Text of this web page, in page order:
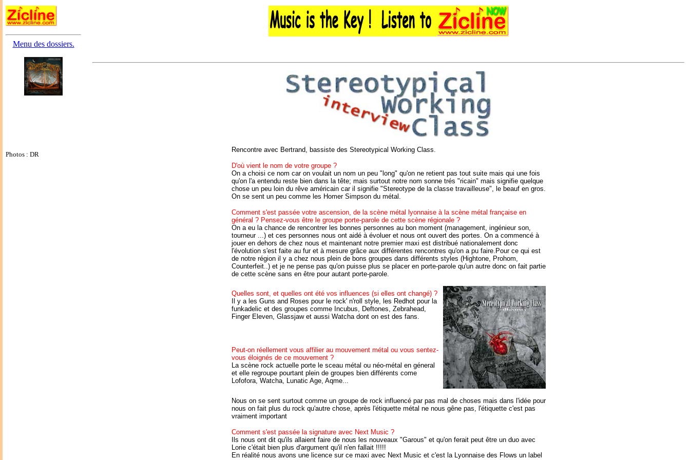
Menu des dossiers.
Photos : DR
Rencontre avec Bertrand, bassiste des Stereotypical Working Class.
D'où vient le nom de votre groupe ?
On a choisi ce nom car on voulait un nom un peu "long" qu'on ne retient pas tout suite mais qui une fois
qu'on l'a entendu reste bien dans la tête; mais surtout notre nom sonne trés "ricain" mais signifie quelque
chose un peu loin du rêve américain car il signifie "Stereotype de la classe travailleuse", le beauf en gros.
On se sent un peu comme les Homer Simpson du métal.
Comment s'est passée votre ascension, de la scène métal lyonnaise à la scène métal française en
général ? Pensez-vous être le groupe porte-parole de cette scène régionale ?
On a eu la chance de rencontrer les bonnes personnes au bon moment (management, ingénieur son,
tourneur ...) et ces personnes nous ont aidé à évoluer et nous ont ouvert des portes. On a commencé à
jouer en dehors de chez nous et maintenant notre premier maxi est distribué nationalement donc
l'évolution s'est faite au fur et à mesure grâce aux différentes rencontres qu'on a pu faire.Pour ce qui est
de notre région il y a chez nous plein de bons groupes dans différents styles (Hightone, Prohom,
Counterfeit..) et je ne pense pas qu'on puisse plus se placer en porte-parole qu'un autre donc on fait partie
de cette scène sans en être pour autant porte-parole.
Quelles sont, et quelles ont été vos influences (si elles ont changé) ?
Il y a les Guns and Roses pour le rock' n'roll style, les Redhot pour la
funkadelic et des groupes comme Incubus, Deftones, Zebrahead,
Finger Eleven, Glassjaw et aussi Watcha dont on est des fans.
Peut-on réellement vous affilier au mouvement métal ou vous sentez-
vous éloignés de ce mouvement ?
La scène rock actuelle porte le sceau métal ou néo-métal en géneral
et elle regroupe pourtant plein de groupes bien différents come
Lofofora, Watcha, Lunatic Age, Aqme...
Nous on se sent surtout comme un groupe de rock influencé par pas mal de choses mais dans l'idée pour
nous on fait plus du rock qu'autre chose, après l'étiquette métal ne nous gêne pas, l'étiquette c'est pas
vraiment important
Comment s'est passée la signature avec Next Music ?
Ils nous ont dit qu'ils allaient faire de nous les nouveaux "Garous" et qu'on ferait peut être un duo avec
Lorie c'était bien plus d'argument qu'il n'en fallait !!!!!
En réalité nous avons une licence sur ce maxi avec Next Music et c'est la Lyonnaise des Flows un label